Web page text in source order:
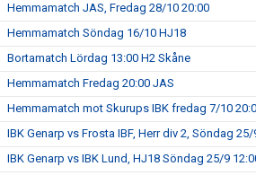
Hemmamatch JAS, Fredag 28/10 20:00
Hemmamatch Söndag 16/10 HJ18
Bortamatch Lördag 13:00 H2 Skåne
Hemmamatch Fredag 20:00 JAS
Hemmamatch mot Skurups IBK fredag 7/10
IBK Genarp vs Frosta IBF, Herr div 2, Söndag 25/
IBK Genarp vs IBK Lund, HJ18 Söndag 25/9